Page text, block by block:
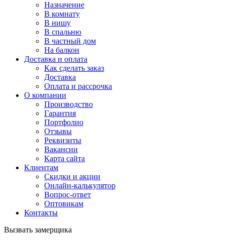
Назначение
В комнату
В нишу
В спальню
В частный дом
На балкон
Доставка и оплата
Как сделать заказ
Доставка
Оплата и рассрочка
О компании
Производство
Гарантия
Портфолио
Отзывы
Реквизиты
Вакансии
Карта сайта
Клиентам
Скидки и акции
Онлайн-калькулятор
Вопрос-ответ
Оптовикам
Контакты
Вызвать замерщика